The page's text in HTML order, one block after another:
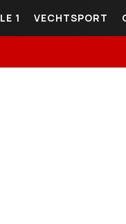
1 VECHTSPORT